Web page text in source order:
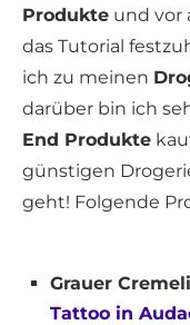
Produkte und vor
das Tutorial
ich zu meinen
darüber bin ich
End Produkte
günstigen
geht! Folgende
Grauer
Tattoo in